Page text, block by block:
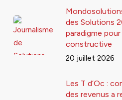
des Solutions
paradigme
constructive
20 juillet 2026
Les T d’Oc :
des revenus a